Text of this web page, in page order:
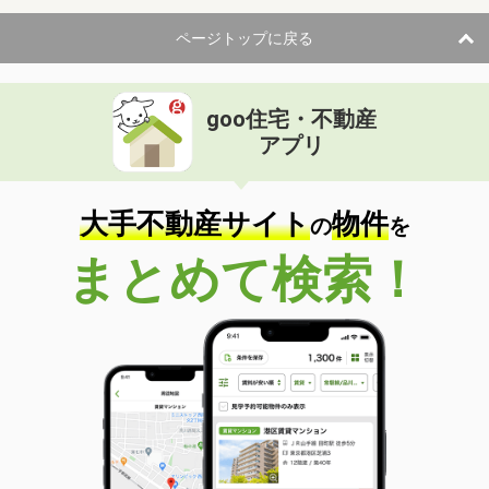
ページトップに戻る
goo住宅・不動産
アプリ
大手不動産サイトの物件を
まとめて検索！